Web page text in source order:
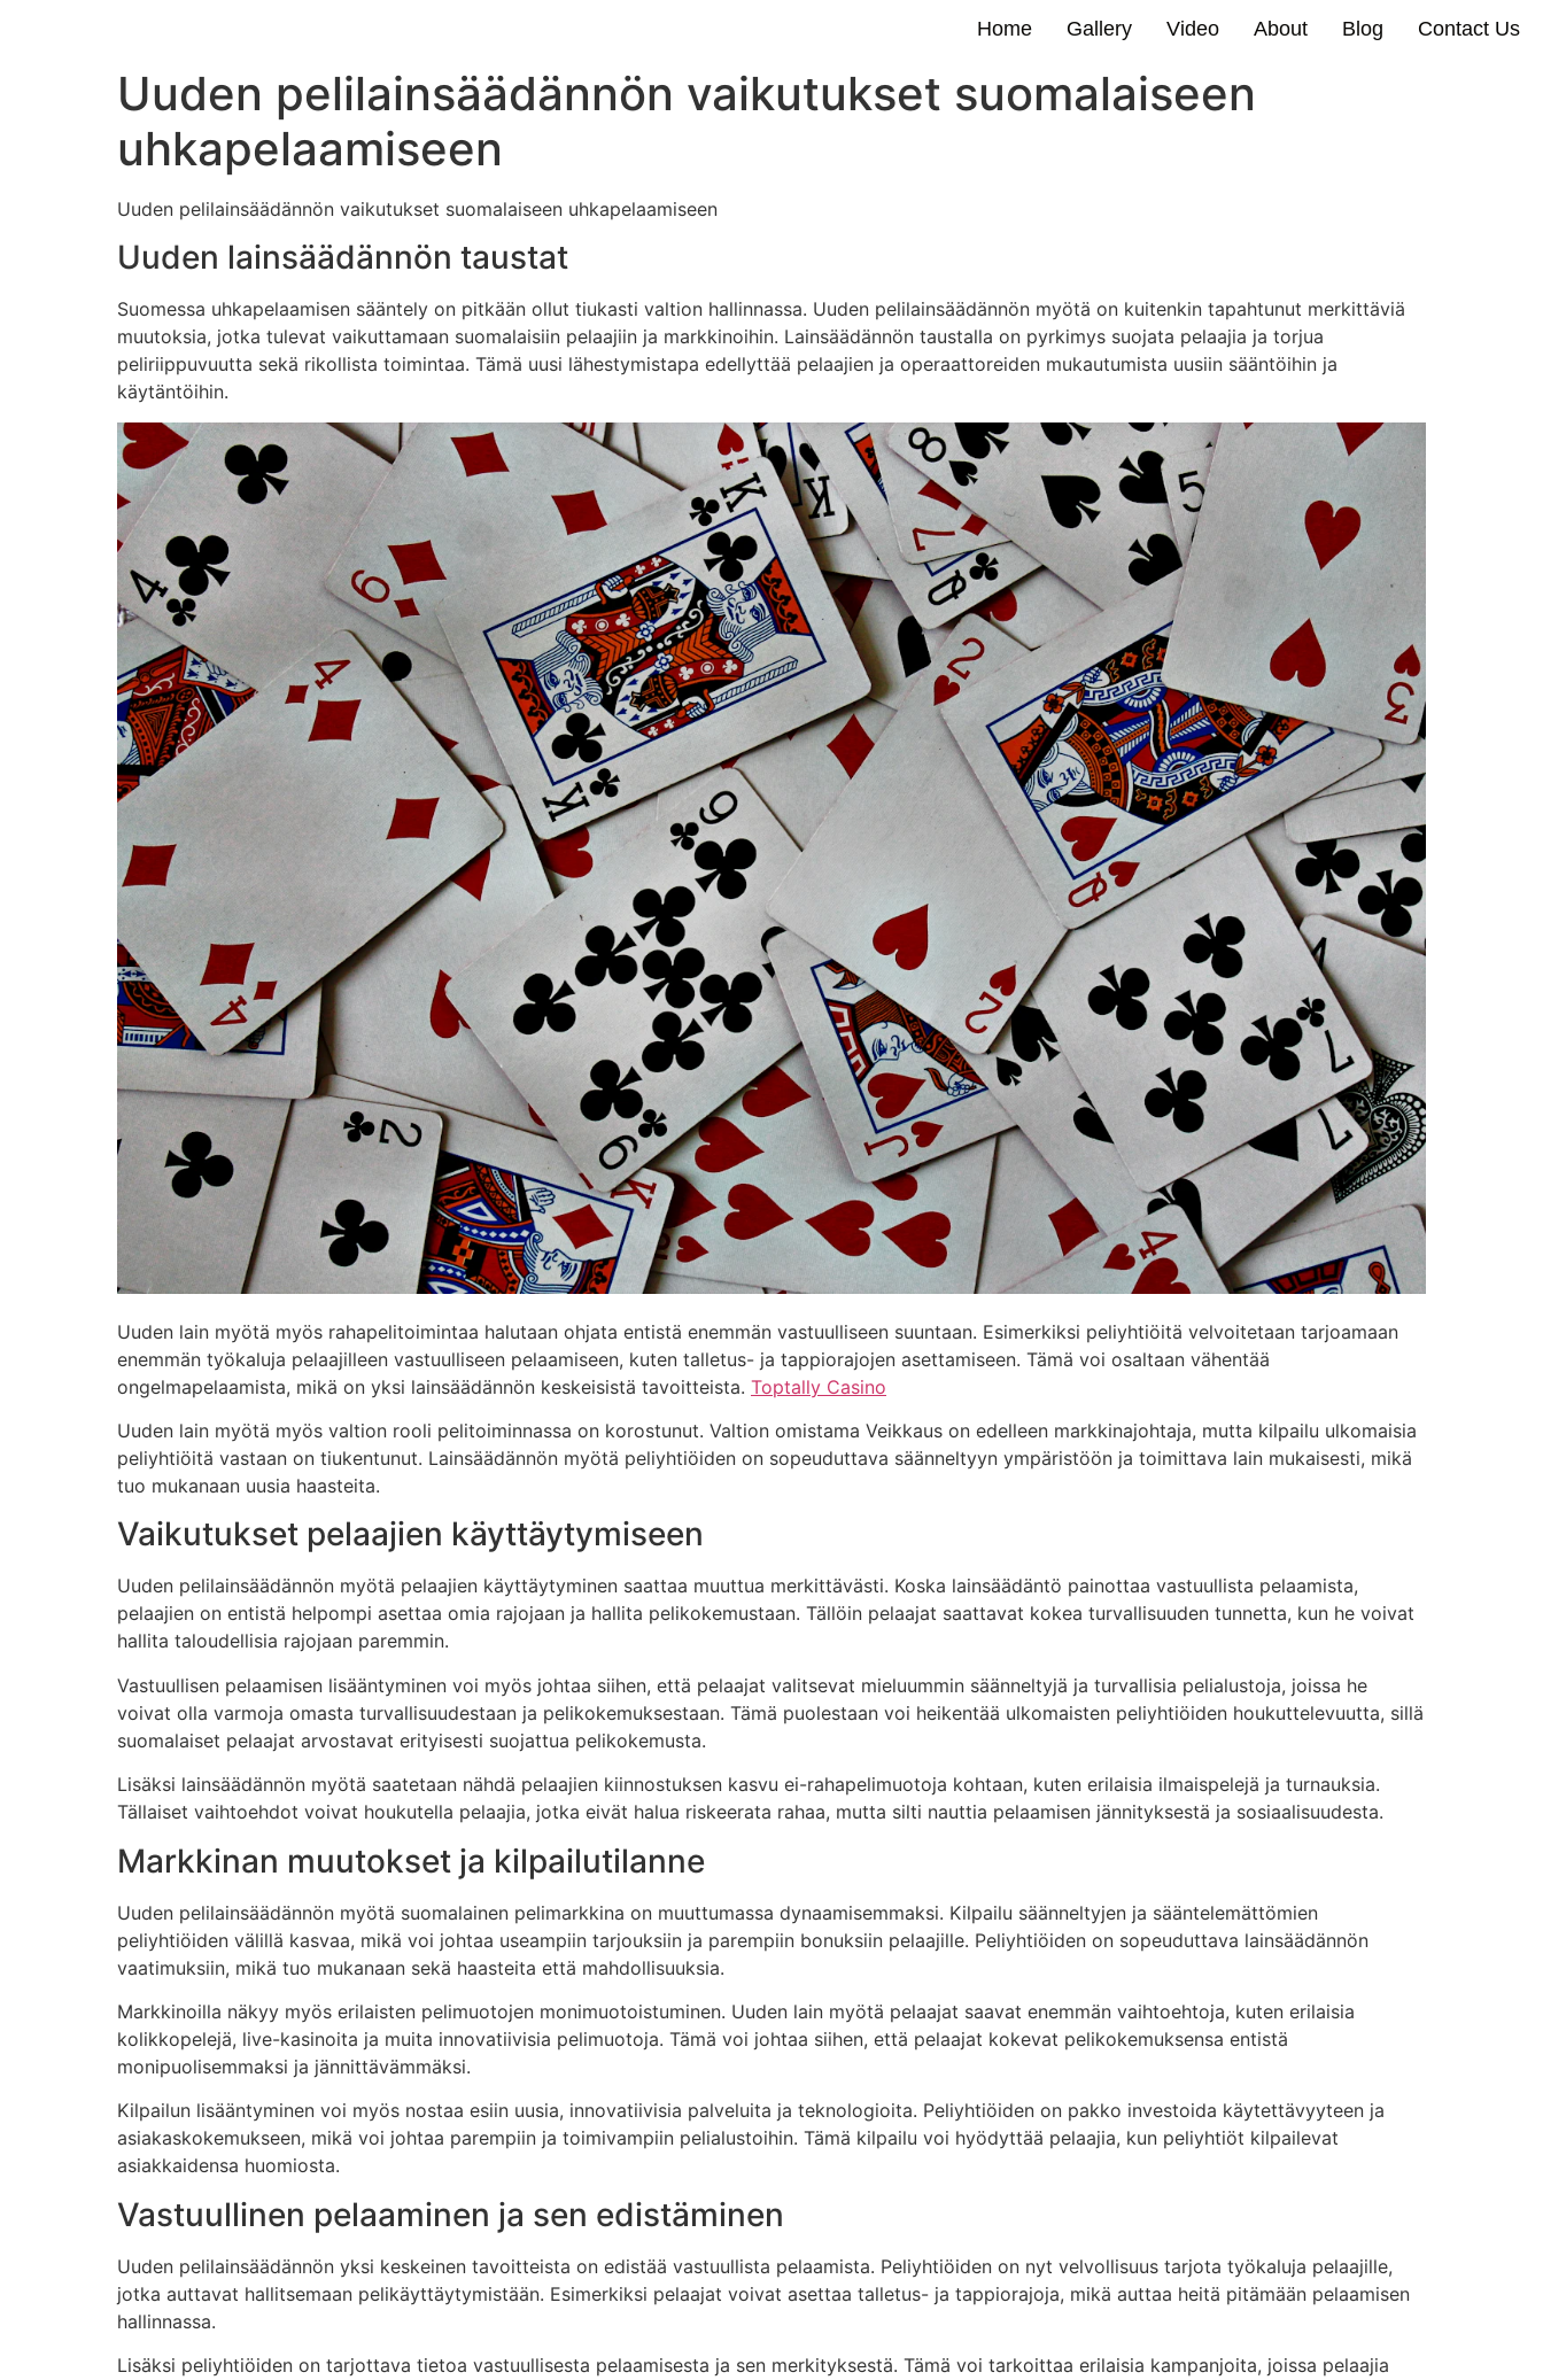
Home Gallery Video About Blog Contact Us
Uuden pelilainsäädännön vaikutukset suomalaiseen
uhkapelaamiseen
Uuden pelilainsäädännön vaikutukset suomalaiseen uhkapelaamiseen
Uuden lainsäädännön taustat
Suomessa uhkapelaamisen sääntely on pitkään ollut tiukasti valtion hallinnassa. Uuden pelilainsäädännön myötä on kuitenkin tapahtunut merkittäviä
muutoksia, jotka tulevat vaikuttamaan suomalaisiin pelaajiin ja markkinoihin. Lainsäädännön taustalla on pyrkimys suojata pelaajia ja torjua
peliriippuvuutta sekä rikollista toimintaa. Tämä uusi lähestymistapa edellyttää pelaajien ja operaattoreiden mukautumista uusiin sääntöihin ja
käytäntöihin.
Uuden lain myötä myös rahapelitoimintaa halutaan ohjata entistä enemmän vastuulliseen suuntaan. Esimerkiksi peliyhtiöitä velvoitetaan tarjoamaan
enemmän työkaluja pelaajilleen vastuulliseen pelaamiseen, kuten talletus- ja tappiorajojen asettamiseen. Tämä voi osaltaan vähentää
ongelmapelaamista, mikä on yksi lainsäädännön keskeisistä tavoitteista. Toptally Casino
Uuden lain myötä myös valtion rooli pelitoiminnassa on korostunut. Valtion omistama Veikkaus on edelleen markkinajohtaja, mutta kilpailu ulkomaisia
peliyhtiöitä vastaan on tiukentunut. Lainsäädännön myötä peliyhtiöiden on sopeuduttava säänneltyyn ympäristöön ja toimittava lain mukaisesti, mikä
tuo mukanaan uusia haasteita.
Vaikutukset pelaajien käyttäytymiseen
Uuden pelilainsäädännön myötä pelaajien käyttäytyminen saattaa muuttua merkittävästi. Koska lainsäädäntö painottaa vastuullista pelaamista,
pelaajien on entistä helpompi asettaa omia rajojaan ja hallita pelikokemustaan. Tällöin pelaajat saattavat kokea turvallisuuden tunnetta, kun he voivat
hallita taloudellisia rajojaan paremmin.
Vastuullisen pelaamisen lisääntyminen voi myös johtaa siihen, että pelaajat valitsevat mieluummin säänneltyjä ja turvallisia pelialustoja, joissa he
voivat olla varmoja omasta turvallisuudestaan ja pelikokemuksestaan. Tämä puolestaan voi heikentää ulkomaisten peliyhtiöiden houkuttelevuutta, sillä
suomalaiset pelaajat arvostavat erityisesti suojattua pelikokemusta.
Lisäksi lainsäädännön myötä saatetaan nähdä pelaajien kiinnostuksen kasvu ei-rahapelimuotoja kohtaan, kuten erilaisia ilmaispelejä ja turnauksia.
Tällaiset vaihtoehdot voivat houkutella pelaajia, jotka eivät halua riskeerata rahaa, mutta silti nauttia pelaamisen jännityksestä ja sosiaalisuudesta.
Markkinan muutokset ja kilpailutilanne
Uuden pelilainsäädännön myötä suomalainen pelimarkkina on muuttumassa dynaamisemmaksi. Kilpailu säänneltyjen ja sääntelemättömien
peliyhtiöiden välillä kasvaa, mikä voi johtaa useampiin tarjouksiin ja parempiin bonuksiin pelaajille. Peliyhtiöiden on sopeuduttava lainsäädännön
vaatimuksiin, mikä tuo mukanaan sekä haasteita että mahdollisuuksia.
Markkinoilla näkyy myös erilaisten pelimuotojen monimuotoistuminen. Uuden lain myötä pelaajat saavat enemmän vaihtoehtoja, kuten erilaisia
kolikkopelejä, live-kasinoita ja muita innovatiivisia pelimuotoja. Tämä voi johtaa siihen, että pelaajat kokevat pelikokemuksensa entistä
monipuolisemmaksi ja jännittävämmäksi.
Kilpailun lisääntyminen voi myös nostaa esiin uusia, innovatiivisia palveluita ja teknologioita. Peliyhtiöiden on pakko investoida käytettävyyteen ja
asiakaskokemukseen, mikä voi johtaa parempiin ja toimivampiin pelialustoihin. Tämä kilpailu voi hyödyttää pelaajia, kun peliyhtiöt kilpailevat
asiakkaidensa huomiosta.
Vastuullinen pelaaminen ja sen edistäminen
Uuden pelilainsäädännön yksi keskeinen tavoitteista on edistää vastuullista pelaamista. Peliyhtiöiden on nyt velvollisuus tarjota työkaluja pelaajille,
jotka auttavat hallitsemaan pelikäyttäytymistään. Esimerkiksi pelaajat voivat asettaa talletus- ja tappiorajoja, mikä auttaa heitä pitämään pelaamisen
hallinnassa.
Lisäksi peliyhtiöiden on tarjottava tietoa vastuullisesta pelaamisesta ja sen merkityksestä. Tämä voi tarkoittaa erilaisia kampanjoita, joissa pelaajia